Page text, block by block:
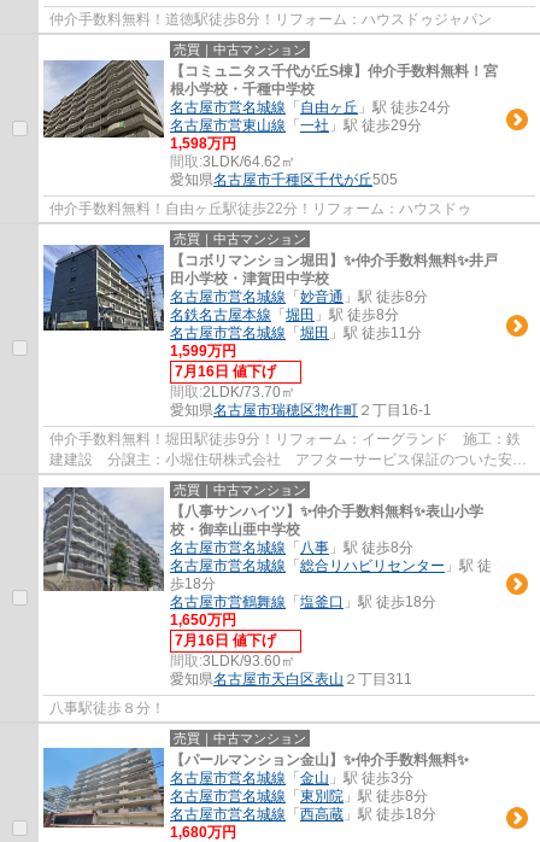
仲介手数料無料！道徳駅徒歩8分！リフォーム：ハウスドゥジャパン
売買｜中古マンション
【コミュニタス千代が丘S棟】仲介手数料無料！宮
根小学校・千種中学校
名古屋市営名城線 「 自由ヶ丘 」駅 徒歩24分
名古屋市営東山線 「 一社 」駅 徒歩29分
1,598万円
間取:3LDK/64.62㎡
愛知県名古屋市千種区千代が丘505
仲介手数料無料！自由ヶ丘駅徒歩22分！リフォーム：ハウスドゥ
売買｜中古マンション
【コボリマンション堀田】✨️仲介手数料無料✨️井戸
田小学校・津賀田中学校
名古屋市営名城線 「 妙音通 」駅 徒歩8分
名鉄名古屋本線 「 堀田 」駅 徒歩8分
名古屋市営名城線 「 堀田 」駅 徒歩11分
1,599万円
7月16日 値下げ
間取:2LDK/73.70㎡
愛知県名古屋市瑞穂区惣作町 ２丁目16-1
仲介手数料無料！堀田駅徒歩9分！リフォーム：イーグランド 施工：鉄
建建設 分譲主：小堀住研株式会社 アフターサービス保証のついた安心
リフォーム物件です。
売買｜中古マンション
【八事サンハイツ】✨️仲介手数料無料✨️表山小学
校・御幸山亜中学校
名古屋市営名城線 「 八事 」駅 徒歩8分
名古屋市営名城線 「 総合リハビリセンター 」駅 徒
歩18分
名古屋市営鶴舞線 「 塩釜口 」駅 徒歩18分
1,650万円
7月16日 値下げ
間取:3LDK/93.60㎡
愛知県名古屋市天白区表山 ２丁目311
八事駅徒歩８分！
売買｜中古マンション
【パールマンション金山】✨️仲介手数料無料✨️
名古屋市営名城線 「 金山 」駅 徒歩3分
名古屋市営名城線 「 東別院 」駅 徒歩8分
名古屋市営名城線 「 西高蔵 」駅 徒歩18分
1,680万円